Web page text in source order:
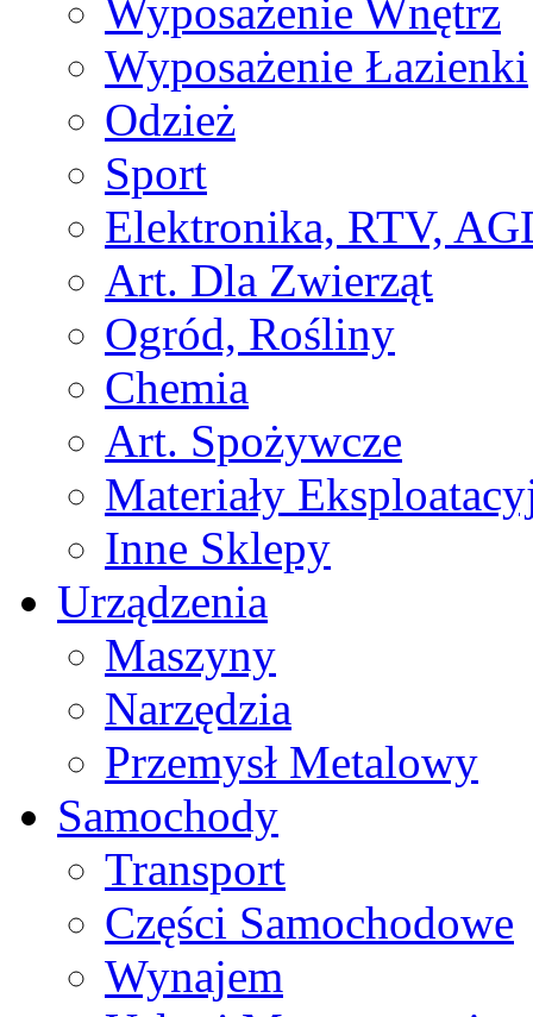
Wyposażenie Wnętrz
Wyposażenie Łazienki
Odzież
Sport
Elektronika, RTV,
Art. Dla Zwierząt
Ogród, Rośliny
Chemia
Art. Spożywcze
Materiały
Inne Sklepy
Urządzenia
Maszyny
Narzędzia
Przemysł Metalowy
Samochody
Transport
Części Samochodowe
Wynajem